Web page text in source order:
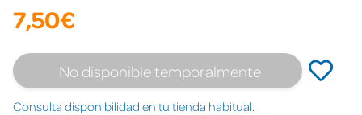
7,50€
No disponible temporalmente
Consulta disponibilidad en tu tienda habitual.